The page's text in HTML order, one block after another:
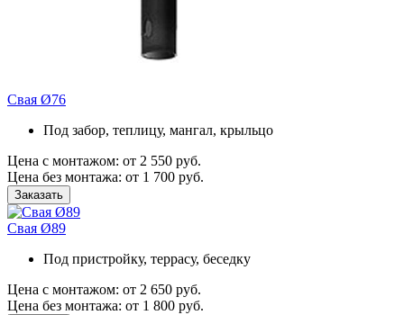
Свая Ø76
Под забор, теплицу, мангал, крыльцо
Цена с монтажом: от 2 550 руб.
Цена без монтажа: от 1 700 руб.
Заказать
Свая Ø89
Под пристройку, террасу, беседку
Цена с монтажом: от 2 650 руб.
Цена без монтажа: от 1 800 руб.